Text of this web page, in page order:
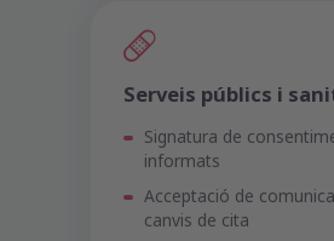
Serveis públics i
Signatura de
informats
Acceptació de
canvis de cita